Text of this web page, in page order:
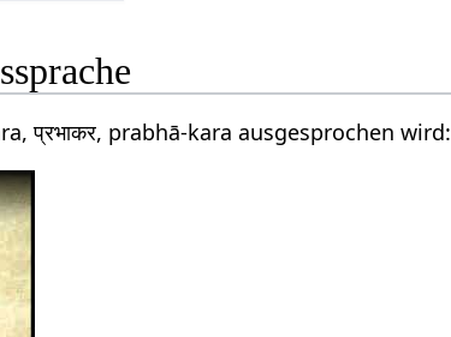
प्रभाकर, prabhā-kara ausgesprochen wird: